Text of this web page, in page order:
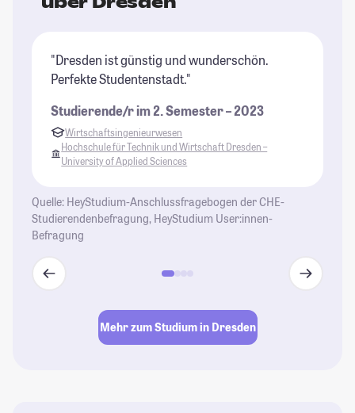
"Dresden ist günstig und wunderschön.
Perfekte Studentenstadt."
Studierende/r im 2. Semester – 2023
Wirtschaftsingenieurwesen
Hochschule für Technik und Wirtschaft Dresden –
University of Applied Sciences
Quelle: HeyStudium-Anschlussfragebogen der CHE-
Studierendenbefragung, HeyStudium User:innen-
Befragung
Mehr zum Studium in Dresden